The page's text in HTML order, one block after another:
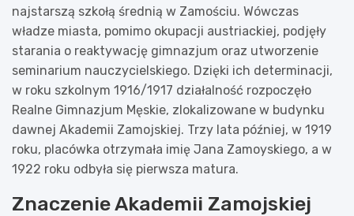
najstarszą szkołą średnią w Zamościu. Wówczas
władze miasta, pomimo okupacji austriackiej, podjęły
starania o reaktywację gimnazjum oraz utworzenie
seminarium nauczycielskiego. Dzięki ich determinacji,
w roku szkolnym 1916/1917 działalność rozpoczęło
Realne Gimnazjum Męskie, zlokalizowane w budynku
dawnej Akademii Zamojskiej. Trzy lata później, w 1919
roku, placówka otrzymała imię Jana Zamoyskiego, a w
1922 roku odbyła się pierwsza matura.
Znaczenie Akademii Zamojskiej